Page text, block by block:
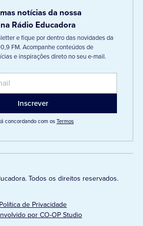
notícias da nossa
Rádio Educadora
e fique por dentro das novidades da
FM. Acompanhe conteúdos de
e inspirações direto no seu e-mail.
concordando com osTermos
Todos os direitos reservados.
Política de Privacidade
por CO-OP Studio